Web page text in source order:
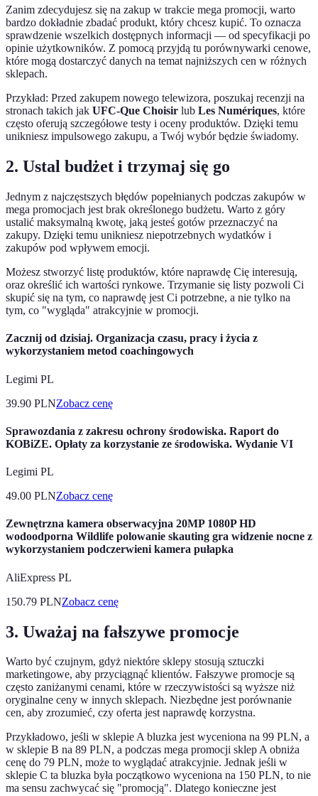
Zanim zdecydujesz się na zakup w trakcie mega promocji, warto
bardzo dokładnie zbadać produkt, który chcesz kupić. To oznacza
sprawdzenie wszelkich dostępnych informacji — od specyfikacji po
opinie użytkowników. Z pomocą przyjdą tu porównywarki cenowe,
które mogą dostarczyć danych na temat najniższych cen w różnych
sklepach.
Przykład: Przed zakupem nowego telewizora, poszukaj recenzji na
stronach takich jak UFC-Que Choisir lub Les Numériques, które
często oferują szczegółowe testy i oceny produktów. Dzięki temu
unikniesz impulsowego zakupu, a Twój wybór będzie świadomy.
2. Ustal budżet i trzymaj się go
Jednym z najczęstszych błędów popełnianych podczas zakupów w
mega promocjach jest brak określonego budżetu. Warto z góry
ustalić maksymalną kwotę, jaką jesteś gotów przeznaczyć na
zakupy. Dzięki temu unikniesz niepotrzebnych wydatków i
zakupów pod wpływem emocji.
Możesz stworzyć listę produktów, które naprawdę Cię interesują,
oraz określić ich wartości rynkowe. Trzymanie się listy pozwoli Ci
skupić się na tym, co naprawdę jest Ci potrzebne, a nie tylko na
tym, co "wygląda" atrakcyjnie w promocji.
Zacznij od dzisiaj. Organizacja czasu, pracy i życia z
wykorzystaniem metod coachingowych
Legimi PL
39.90 PLNZobacz cenę
Sprawozdania z zakresu ochrony środowiska. Raport do
KOBiZE. Opłaty za korzystanie ze środowiska. Wydanie VI
Legimi PL
49.00 PLNZobacz cenę
Zewnętrzna kamera obserwacyjna 20MP 1080P HD
wodoodporna Wildlife polowanie skauting gra widzenie nocne z
wykorzystaniem podczerwieni kamera pułapka
AliExpress PL
150.79 PLNZobacz cenę
3. Uważaj na fałszywe promocje
Warto być czujnym, gdyż niektóre sklepy stosują sztuczki
marketingowe, aby przyciągnąć klientów. Fałszywe promocje są
często zaniżanymi cenami, które w rzeczywistości są wyższe niż
oryginalne ceny w innych sklepach. Niezbędne jest porównanie
cen, aby zrozumieć, czy oferta jest naprawdę korzystna.
Przykładowo, jeśli w sklepie A bluzka jest wyceniona na 99 PLN, a
w sklepie B na 89 PLN, a podczas mega promocji sklep A obniża
cenę do 79 PLN, może to wyglądać atrakcyjnie. Jednak jeśli w
sklepie C ta bluzka była początkowo wyceniona na 150 PLN, to nie
ma sensu zachwycać się "promocją". Dlatego konieczne jest